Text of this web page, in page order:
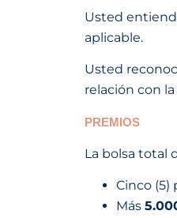
Usted
aplicable.
Usted
relación con
PREMIOS
La bolsa total
Cinco (5)
Más